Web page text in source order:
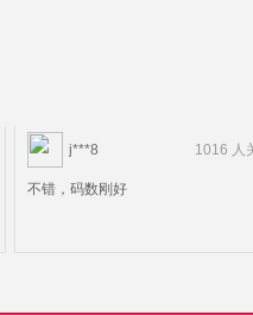
j***8 1016 人
不错，码数刚好